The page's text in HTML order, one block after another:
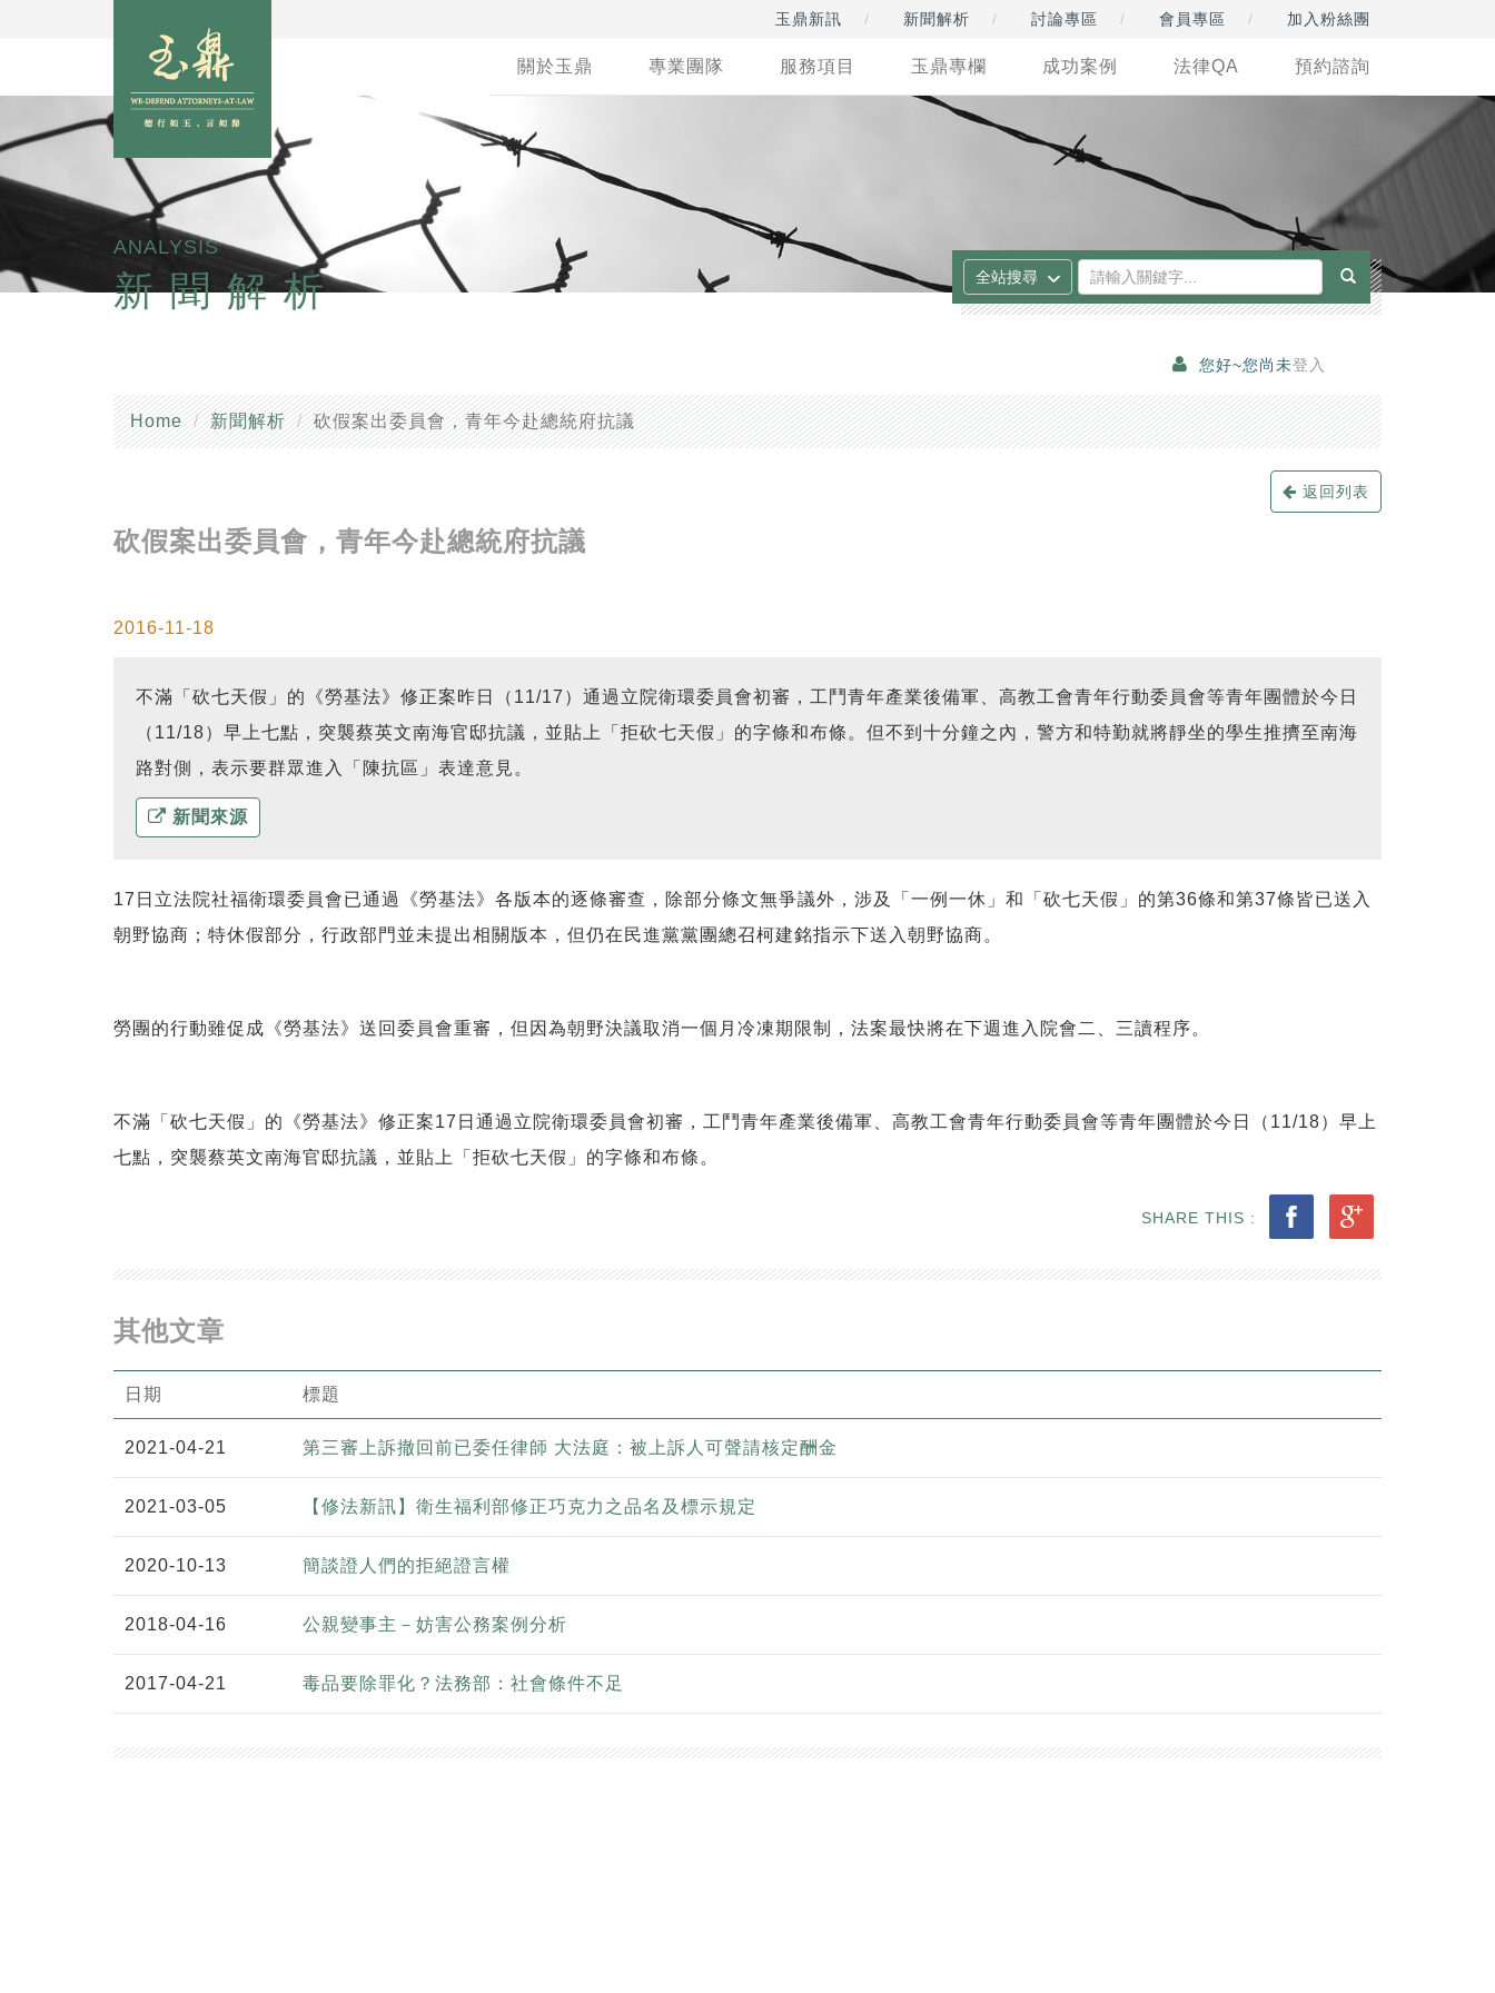
玉鼎新訊 新聞解析 討論專區 會員專區 加入粉絲團
關於玉鼎 專業團隊 服務項目 玉鼎專欄 成功案例 法律QA 預約諮詢
ANALYSIS
新聞解析
您好~您尚未登入
Home 新聞解析 砍假案出委員會，青年今赴總統府抗議
返回列表
砍假案出委員會，青年今赴總統府抗議
2016-11-18
不滿「砍七天假」的《勞基法》修正案昨日（11/17）通過立院衛環委員會初審，工鬥青年產業後備軍、高教工會青年行動委員會等青年團體於今日
（11/18）早上七點，突襲蔡英文南海官邸抗議，並貼上「拒砍七天假」的字條和布條。但不到十分鐘之內，警方和特勤就將靜坐的學生推擠至南海
路對側，表示要群眾進入「陳抗區」表達意見。
新聞來源
17日立法院社福衛環委員會已通過《勞基法》各版本的逐條審查，除部分條文無爭議外，涉及「一例一休」和「砍七天假」的第36條和第37條皆已送入
朝野協商；特休假部分，行政部門並未提出相關版本，但仍在民進黨黨團總召柯建銘指示下送入朝野協商。
勞團的行動雖促成《勞基法》送回委員會重審，但因為朝野決議取消一個月冷凍期限制，法案最快將在下週進入院會二、三讀程序。
不滿「砍七天假」的《勞基法》修正案17日通過立院衛環委員會初審，工鬥青年產業後備軍、高教工會青年行動委員會等青年團體於今日（11/18）早上
七點，突襲蔡英文南海官邸抗議，並貼上「拒砍七天假」的字條和布條。
SHARE THIS :
其他文章
日期 標題
2021-04-21 第三審上訴撤回前已委任律師 大法庭：被上訴人可聲請核定酬金
2021-03-05 【修法新訊】衛生福利部修正巧克力之品名及標示規定
2020-10-13 簡談證人們的拒絕證言權
2018-04-16 公親變事主－妨害公務案例分析
2017-04-21 毒品要除罪化？法務部：社會條件不足